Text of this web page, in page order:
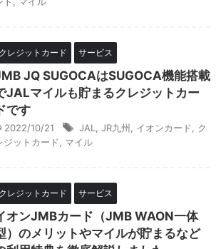
クレジットカード サービス
JQ SUGOCAはSUGOCA機能搭載
JALマイルも貯まるクレジットカー
です
2022/10/21 JAL JR九州 イオンカード
ク
ジットカード
マイル
クレジットカード サービス
オンJMBカード（JMB WAON一体
）のメリットやマイルが貯まるなど